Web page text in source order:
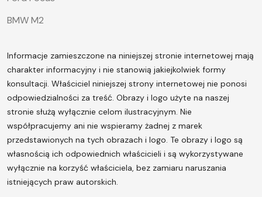
BMW M2
Informacje zamieszczone na niniejszej stronie internetowej mają
charakter informacyjny i nie stanowią jakiejkolwiek formy
konsultacji. Właściciel niniejszej strony internetowej nie ponosi
odpowiedzialności za treść. Obrazy i logo użyte na naszej
stronie służą wyłącznie celom ilustracyjnym. Nie
współpracujemy ani nie wspieramy żadnej z marek
przedstawionych na tych obrazach i logo. Te obrazy i logo są
własnością ich odpowiednich właścicieli i są wykorzystywane
wyłącznie na korzyść właściciela, bez zamiaru naruszania
istniejących praw autorskich.